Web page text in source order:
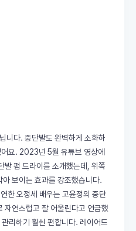
니다. 중단발도 완벽하게 소화하
요. 2023년 5월 유튜브 영상에
발 펌 드라이를 소개했는데, 위쪽
보이는 효과를 강조했습니다.
한 오정세 배우는 고윤정의 중단
자연스럽고 잘 어울린다고 언급했
리하기 훨씬 편합니다. 레이어드